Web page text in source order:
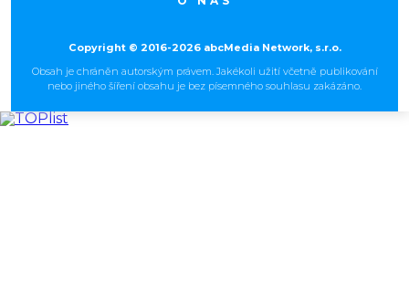
Copyright © 2016-2026 abcMedia Network, s.r.o.
Obsah je chráněn autorským právem. Jakékoli užití včetně publikování
nebo jiného šíření obsahu je bez písemného souhlasu zakázáno.